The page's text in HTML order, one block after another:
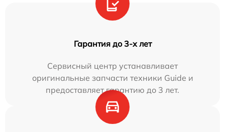
Гарантия до 3-х лет
Сервисный центр устанавливает
оригинальные запчасти техники Guide и
предоставляет гарантию до 3 лет.